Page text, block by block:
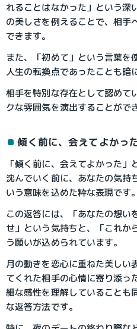
れることはなかった」という深
の美しさを例えることで、相手
できます。
また、「初めて」という言葉を
人生の転換点であったことも暗
相手を特別な存在として認めて
クな雰囲気を演出することがで
傾く前に、会えてよかっ
「傾く前に、会えてよかった
沈んでいく前に、あなたの気持
いう意味を込めた粋な表現です。
この返答には、「あなたの想い
せ」という気持ちと、「これか
う願いが込められています。
月の動きを恋心に重ねた美しい
てくれた相手の心情に寄り添っ
細な感性を理解していることも
な返答方法です。